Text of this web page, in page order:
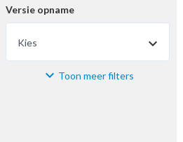
Versie opname
Kies
Materiaal Toon meer filters